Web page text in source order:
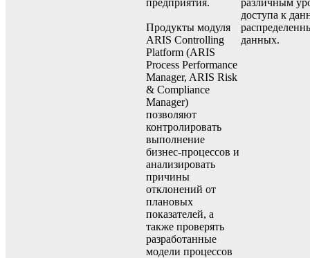
предприятия.
Продукты модуля
ARIS Controlling
Platform (ARIS
Process Performance
Manager, ARIS Risk
& Compliance
Manager)
позволяют
контролировать
выполнение
бизнес-процессов и
анализировать
причины
отклонений от
плановых
показателей, а
также проверять
разработанные
модели процессов
различным
доступа к
данных.